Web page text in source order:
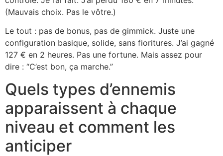
(Mauvais choix. Pas le vôtre.)
Le tout : pas de bonus, pas de gimmick. Juste une
configuration basique, solide, sans fioritures. J’ai gagné
127 € en 2 heures. Pas une fortune. Mais assez pour
dire : “C’est bon, ça marche.”
Quels types d’ennemis
apparaissent à chaque
niveau et comment les
anticiper